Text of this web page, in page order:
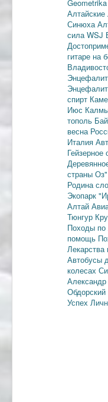
Geometrika
Синюха
силаWSJ
гитаре на
Энцефалит
спирт
Июс
тополь
весна
Италия
Гейзерное
страны Оз"
Родина
Экопарк
Алтай
Тюнгур
Походы
помощь
Лекарства
Автобусы
колесах
Обдорский
Успех